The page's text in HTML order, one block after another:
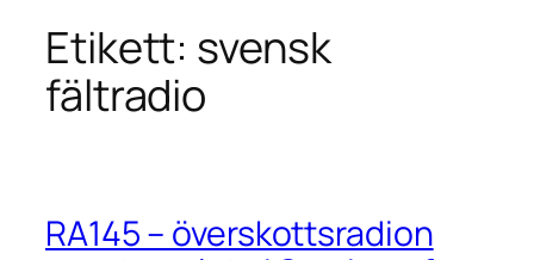
Etikett: svensk
fältradio
RA145 – överskottsradion